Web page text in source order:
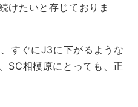
けたいと存じておりま
すぐにJ3に下がるような
SC相模原にとっても、正